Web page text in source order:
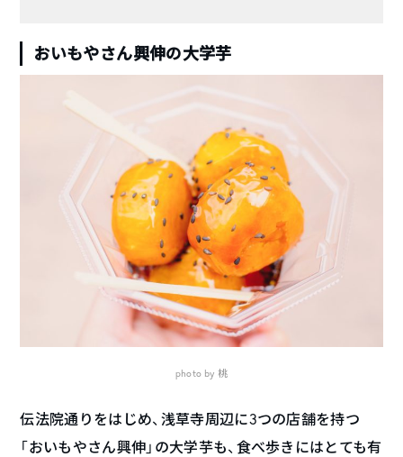
おいもやさん興伸の大学芋
photo by 桃
伝法院通りをはじめ、浅草寺周辺に3つの店舗を持つ
「おいもやさん興伸」の大学芋も、食べ歩きにはとても有